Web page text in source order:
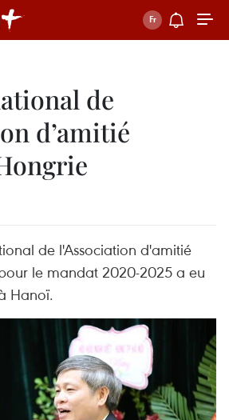
de
d’amitié
de l'Association d'amitié
le mandat 2020-2025 a eu
Hanoï.